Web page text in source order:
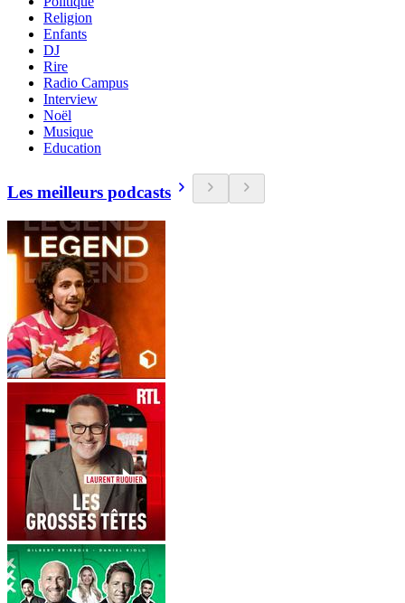
Religion
Enfants
DJ
Rire
Radio Campus
Interview
Noël
Musique
Education
Les meilleurs podcasts